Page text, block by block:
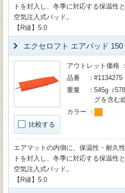
トを封入し、冬季に対応する保温性
空気注入式パッド。
【R値】5.0
エクセロフト エアパッド 150
比較する
アウトレット価格
品番
#1134275
重量
545g（
グを含む
カラー
エアマットの内側に、保温性・耐久
トを封入し、冬季に対応する保温性
空気注入式パッド。
【R値】5.0